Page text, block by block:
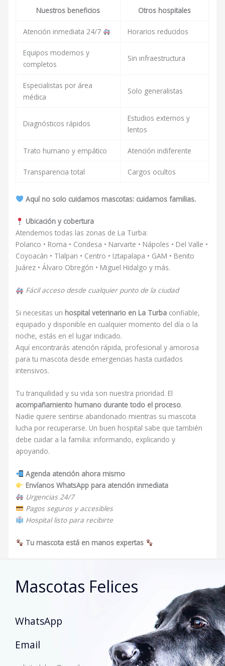
Nuestros beneficios
Otros hospitales
Atención inmediata 24/7 Horarios reducidos
Equipos modernos y
completos
Sin infraestructura
Especialistas por área
médica
Solo generalistas
Diagnósticos rápidos
Estudios externos y
lentos
Trato humano y empático Atención indiferente
Transparencia total Cargos ocultos
Aquí no solo cuidamos mascotas: cuidamos familias.
Ubicación y cobertura
Atendemos todas las zonas de La Turba:
Polanco • Roma • Condesa • Narvarte • Nápoles • Del Valle •
Coyoacán • Tlalpan • Centro • Iztapalapa • GAM • Benito
Juárez • Álvaro Obregón • Miguel Hidalgo y más.
Fácil acceso desde cualquier punto de la ciudad
Si necesitas un hospital veterinario en La Turba confiable,
equipado y disponible en cualquier momento del día o la
noche, estás en el lugar indicado.
Aquí encontrarás atención rápida, profesional y amorosa
para tu mascota desde emergencias hasta cuidados
intensivos.
Tu tranquilidad y su vida son nuestra prioridad. El
acompañamiento humano durante todo el proceso.
Nadie quiere sentirse abandonado mientras su mascota
lucha por recuperarse. Un buen hospital sabe que también
debe cuidar a la familia: informando, explicando y
apoyando.
Agenda atención ahora mismo
Envíanos WhatsApp para atención inmediata
Urgencias 24/7
Pagos seguros y accesibles
Hospital listo para recibirte
Tu mascota está en manos expertas
Mascotas Felices
WhatsApp
Email